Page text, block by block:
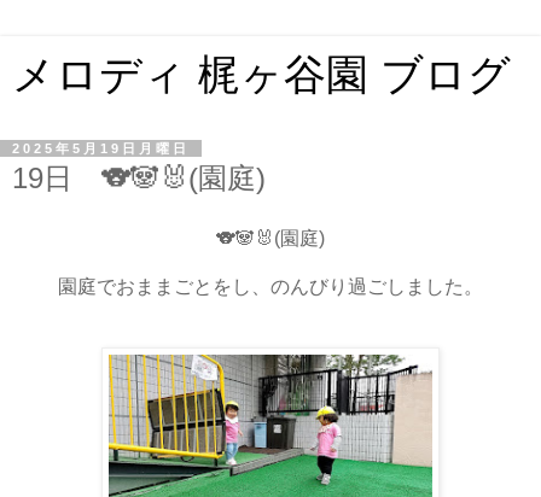
メロディ 梶ヶ谷園 ブログ
2025年5月19日月曜日
19日 🐨🐼🐰(園庭)
🐨🐼🐰(園庭)
園庭でおままごとをし、のんびり過ごしました。